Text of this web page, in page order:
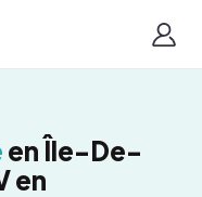
en Île-De-
en